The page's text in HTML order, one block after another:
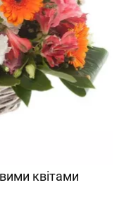
квітами